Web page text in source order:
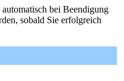
bei Beendigung
sobald Sie erfolgreich